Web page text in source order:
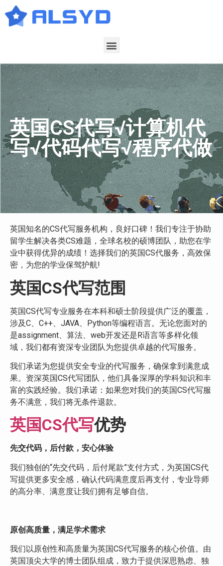
英国CS代写√计算机代
写√代码代写√程序代做
英国知名的CS代写服务机构，良好口碑！我们专注于协助
留学生解决各类CS难题，全球名校的硕博团队，助您在学
业中获得优异的成绩！选择我们的英国CS代服务，高效保
密，为您的学业保驾护航!
英国CS代写范围
英国CS代写专业服务在本科和硕士阶段提供广泛的覆盖，
涉及C、C++、JAVA、Python等编程语言。无论您面对的
是assignment、算法、web开发还是R语言等多样化领
域，我们都有资深专业团队为您提供卓越的代写服务。
我们承诺为您提供安全专业的代写服务，确保拿到满意成
果。资深英国CS代写团队，他们具备深厚的学科知识和丰
富的实践经验。我们承诺：如果您对我们的英国CS代写服
务不满意，我们将无条件退款。
英国CS代写优势
先交代码，后付款，安心体验
我们独创的“先交代码，后付尾款”支付方式，为英国CS代
写提供更多安全感，确认代码满意度后再支付，专业导师
的高分率、满意度让我们拥有足够自信。
原创高质量，满足学术需求
我们以原创性和高质量为英国CS代写服务的核心价值。由
英国顶尖大学的博士团队组成，致力于提供深思熟虑、独